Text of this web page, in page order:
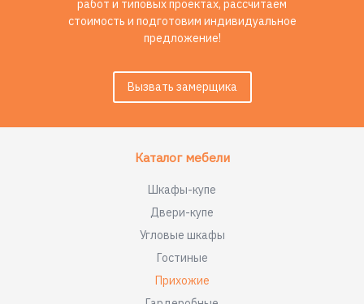
работ и типовых проектах, рассчитаем
стоимость и подготовим индивидуальное
предложение!
Вызвать замерщика
Каталог мебели
Шкафы-купе
Двери-купе
Угловые шкафы
Гостиные
Прихожие